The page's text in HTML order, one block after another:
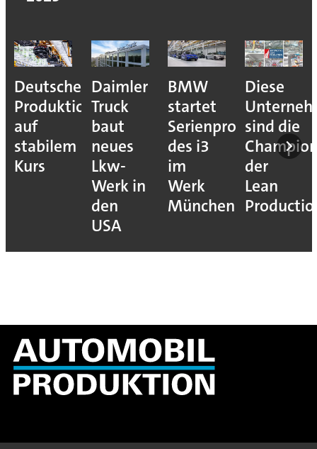
Deutsche
Produktion
auf
stabilem
Kurs
Daimler
Truck
baut
neues
Lkw-
Werk in
den
USA
BMW
startet
Serienproduktion
des i3
im
Werk
München
Diese
sind die
der
Lean